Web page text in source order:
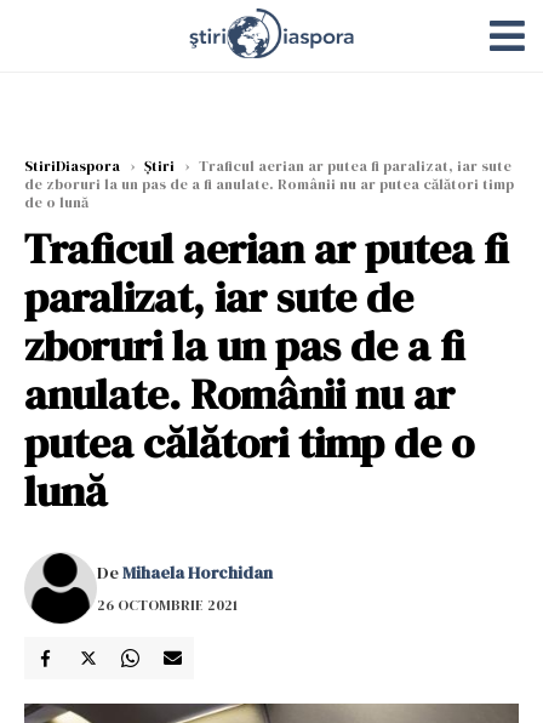
StiriDiaspora › Știri › Traficul aerian ar putea fi paralizat, iar sute
de zboruri la un pas de a fi anulate. Românii nu ar putea călători timp
de o lună
Traficul aerian ar putea fi
paralizat, iar sute de
zboruri la un pas de a fi
anulate. Românii nu ar
putea călători timp de o
lună
DeMihaela Horchidan
26 OCTOMBRIE 2021